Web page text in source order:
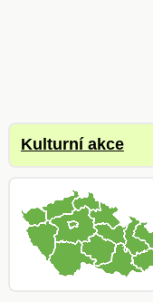
Kulturní akce